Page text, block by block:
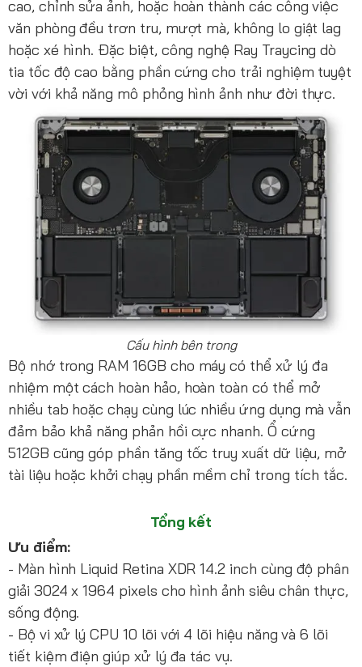
cao, chỉnh sửa ảnh, hoặc hoàn thành các công việc
văn phòng đều trơn tru, mượt mà, không lo giật lag
hoặc xé hình. Đặc biệt, công nghệ Ray Traycing dò
tia tốc độ cao bằng phần cứng cho trải nghiệm tuyệt
vời với khả năng mô phỏng hình ảnh như đời thực.
Cấu hình bên trong
Bộ nhớ trong RAM 16GB cho máy có thể xử lý đa
nhiệm một cách hoàn hảo, hoàn toàn có thể mở
nhiều tab hoặc chạy cùng lúc nhiều ứng dụng mà vẫn
đảm bảo khả năng phản hồi cực nhanh. Ổ cứng
512GB cũng góp phần tăng tốc truy xuất dữ liệu, mở
tài liệu hoặc khởi chạy phần mềm chỉ trong tích tắc.
Tổng kết
Ưu điểm:
- Màn hình Liquid Retina XDR 14.2 inch cùng độ phân
giải 3024 x 1964 pixels cho hình ảnh siêu chân thực,
sống động.
- Bộ vi xử lý CPU 10 lõi với 4 lõi hiệu năng và 6 lõi
tiết kiệm điện giúp xử lý đa tác vụ.